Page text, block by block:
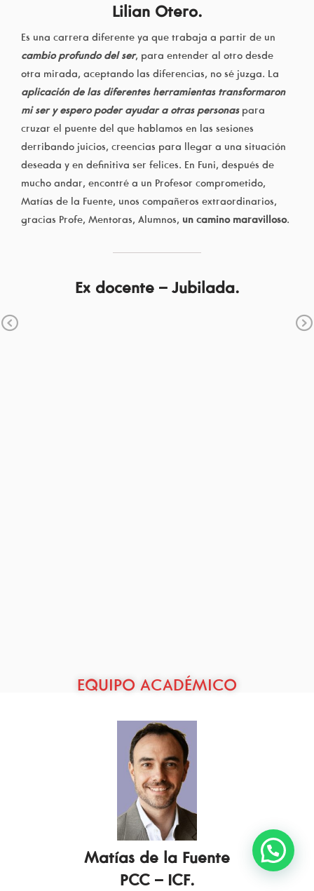
Lilian Otero.
Es una carrera diferente ya que trabaja a partir de un
cambio profundo del ser, para entender al otro desde
otra mirada, aceptando las diferencias, no sé juzga. La
aplicación de las diferentes herramientas transformaron
mi ser y espero poder ayudar a otras personaspara
cruzar el puente del que hablamos en las sesiones
derribando juicios, creencias para llegar a una situación
deseada y en definitiva ser felices. En Funi, después de
mucho andar, encontré a un Profesor comprometido,
Matías de la Fuente, unos compañeros extraordinarios,
gracias Profe, Mentoras, Alumnos, un camino maravilloso.
—————————
Ex docente – Jubilada.
EQUIPO ACADÉMICO
Matías de la Fuente
PCC – ICF.
Escribinos